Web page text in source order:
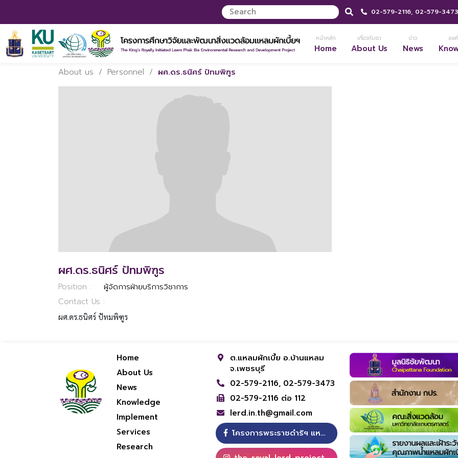
02-579-2116, 02-579-
หน้าหลัก
Home
เกี่ยวกับเรา
About Us
ข่าว
News
อง
About us / Personnel / ผศ.ดร.ธนิศร์ ปัทมพิฑูร
ผศ.ดร.ธนิศร์ ปัทมพิฑูร
Position :
ผู้จัดการฝ่ายบริการวิชาการ
Contact Us :
ผศ.ดร.ธนิศร์ ปัทมพิฑูร
Home
About Us
News
Knowledge
Implement
Services
Research
ต.แหลมผักเบี้ย อ.บ้านแหลม
จ.เพชรบุรี
02-579-2116, 02-579-3473
02-579-2116 ต่อ 112
lerd.in.th@gmail.com
โครงการพระราชดำริฯ แหลมผักเบี้ย